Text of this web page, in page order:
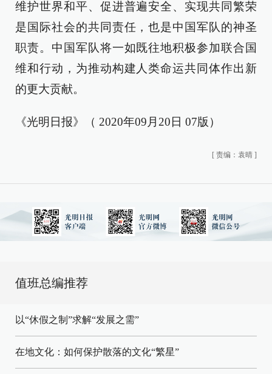
维护世界和平、促进普遍安全、实现共同繁荣
是国际社会的共同责任，也是中国军队的神圣
职责。中国军队将一如既往地积极参加联合国
维和行动，为推动构建人类命运共同体作出新
的更大贡献。
《光明日报》（ 2020年09月20日 07版）
[ 责编：袁晴 ]
值班总编推荐
以“休假之制”求解“发展之需”
在地文化：如何保护散落的文化“繁星”